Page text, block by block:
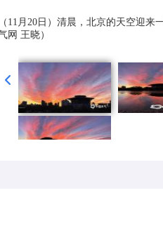
11月20日）清晨，北京的天空迎
网 王晓）